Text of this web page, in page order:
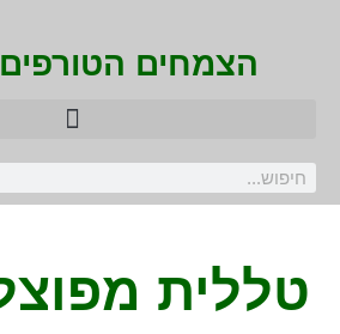
הצמחים הטורפים
טללית